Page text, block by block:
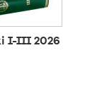
I-III 2026